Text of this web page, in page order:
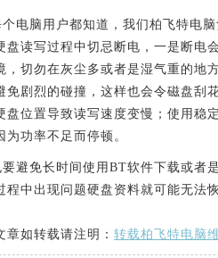
脑用户都知道，我们柏飞特电脑
读写过程中切忌断电，一是断电
切勿在灰尘多或者是湿气重的地
剧烈的碰撞，这样也会令磁盘刮
位置导致读写速度变慢；使用稳
功率不足而停顿。
免长时间使用BT软件下载或者
中出现问题硬盘资料就可能无法恢
章如转载请注明： 转载柏飞特电脑